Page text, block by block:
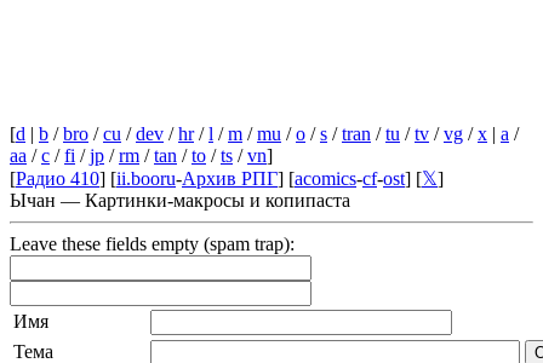
[d | b /bro /cu /dev /hr/l /m /mu /o /s /tran /tu /tv /vg /x | a /
aa /c /fi /jp /rm /tan /to /ts /vn]
[Радио 410] [ii.booru-Архив РПГ] [acomics-cf-ost] [𝕏]
Ычан — Картинки-макросы и копипаста
Leave these fields empty (spam trap):
Имя
Тема